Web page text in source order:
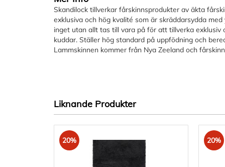
Skandilock tillverkar fårskinnsprodukter av äkta
exklusiva och hög kvalité som är skräddarsydda
inget utan allt tas till vara på för att tillverka exklusiv
kuddar. Ställer hög standard på uppfödning och
Lammskinnen kommer från Nya Zeeland och
Liknande Produkter
20% 20%